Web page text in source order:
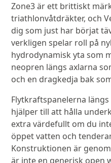
Zone3 är ett brittiskt
triathlonvåtdräkter, och
dig som just har börjat
verkligen spelar roll på
hydrodynamisk yta som
neopren längs axlarna
och en dragkedja bak
Flytkraftspanelerna
hjälper till att hålla
extra värdefullt om du
öppet vatten och
Konstruktionen är
är inte en generisk open